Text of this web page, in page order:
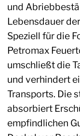
und
Lebensdauer
Speziell für die
Petromax
umschließt die
und verhindert
Transports. Die
absorbiert
empfindlichen